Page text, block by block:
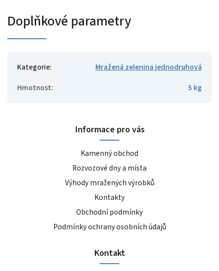
Doplňkové parametry
Kategorie:
Mražená zelenina jednodruhová
Hmotnost: 5 kg
Informace pro vás
Kamenný obchod
Rozvozové dny a místa
Výhody mražených výrobků
Kontakty
Obchodní podmínky
Podmínky ochrany osobních údajů
Kontakt